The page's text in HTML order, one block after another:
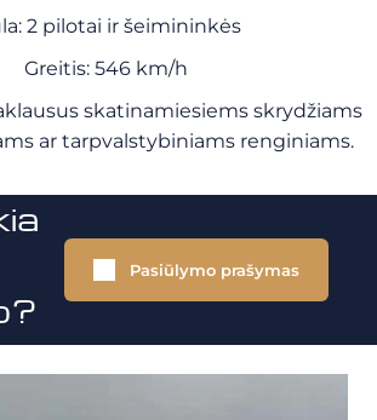
2 pilotai ir šeimininkės
Greitis: 546 km/h
skatinamiesiems skrydžiams
ar tarpvalstybiniams renginiams.
Pasiūlymo prašymas